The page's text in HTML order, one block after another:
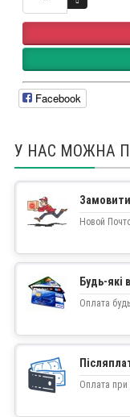
Facebook
У НАС МОЖНА
Новой
Будь-які
Оплата
Оплата при